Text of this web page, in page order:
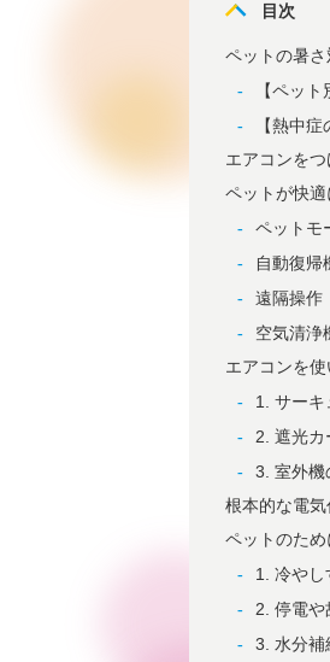
目次
ペットの暑
【ペッ
【熱中
エアコンを
ペットが快
ペットモ
自動復帰
遠隔操作
空気清浄
エアコンを
1. サーキ
2. 遮光カ
3. 室外機
根本的な電
ペットのた
1. 冷やし
2. 停電や
3. 水分補